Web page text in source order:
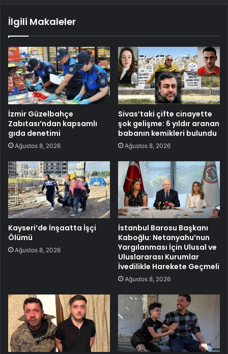
İlgili Makaleler
İzmir Güzelbahçe
Zabıtası’ndan kapsamlı
gıda denetimi
Ağustos 8, 2026
Sivas’taki çifte cinayette
şok gelişme: 6 yıldır aranan
babanın kemikleri bulundu
Ağustos 8, 2026
Kayseri’de İnşaatta İşçi
Ölümü
Ağustos 8, 2026
İstanbul Barosu Başkanı
Kaboğlu: Netanyahu’nun
Yargılanması İçin Ulusal ve
Uluslararası Kurumlar
İvedilikle Harekete Geçmeli
Ağustos 8, 2026